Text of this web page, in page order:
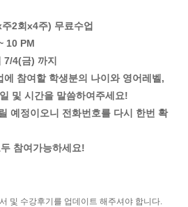
2회x4주) 무료수업
10 PM
4(금) 까지
참여할 학생분의 나이와 영어레벨,
및 시간을 말씀하여주세요!
예정이오니 전화번호를 다시 한번 확
참여가능하세요!
및 수강후기를 업데이트 해주셔야 합니다.